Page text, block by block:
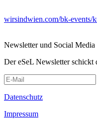
wirsindwien.com/bk-events/
Newsletter und Social Media
Der eSeL Newsletter schickt
Datenschutz
Impressum